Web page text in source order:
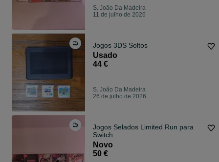
S. João Da Madeira
11 de julho de 2026
Jogos 3DS Soltos
Usado
44 €
S. João Da Madeira
26 de julho de 2026
Jogos Selados Limited Run para
Switch
Novo
50 €